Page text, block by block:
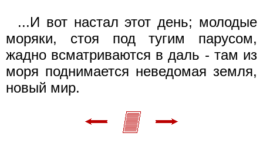
...И вот настал этот день; молодые
моряки, стоя под тугим парусом,
жадно всматриваются в даль - там из
моря поднимается неведомая земля,
новый мир.